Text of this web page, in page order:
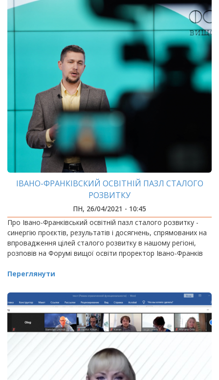
ІВАНО-ФРАНКІВСКИЙ ОСВІТНІЙ ПАЗЛ СТАЛОГО
РОЗВИТКУ
ПН, 26/04/2021 - 10:45
Про Івано-Франківський освітній пазл сталого розвитку -
синергію проєктів, результатів і досягнень, спрямованих на
впровадження цілей сталого розвитку в нашому регіоні,
розповів на Форумі вищої освіти проректор Івано-Франків
Переглянути